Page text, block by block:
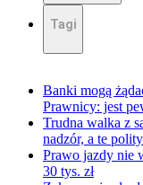
Tagi
Banki mogą
Prawnicy: jest
Trudna walka z
nadzór, a te
Prawo jazdy nie
30 tys. zł